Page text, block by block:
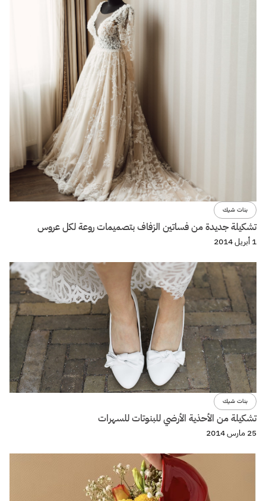
بنات شيك
تشكيلة جديدة من فساتين الزفاف بتصميمات روعة لكل عروس
1 أبريل 2014
بنات شيك
تشكيلة من الأحذية الأرضي للبنوتات للسهرات
25 مارس 2014